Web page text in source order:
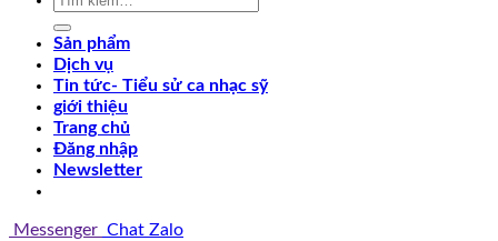
Sản phẩm
Dịch vụ
Tin tức- Tiểu sử ca nhạc sỹ
giới thiệu
Trang chủ
Đăng nhập
Newsletter
Messenger Chat Zalo